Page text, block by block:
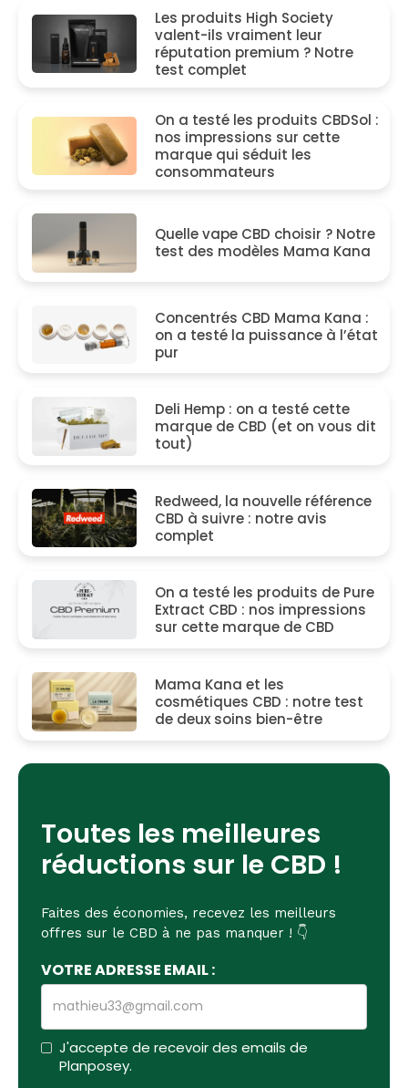
Toutes les meilleures
réductions sur le CBD !
Faites des économies, recevez les meilleurs
offres sur le CBD à ne pas manquer ! 👇
VOTRE ADRESSE EMAIL :
J'accepte de recevoir des emails de
Planposey.
Les produits High Society
valent-ils vraiment leur
réputation premium ? Notre
test complet
On a testé les produits CBDSol :
nos impressions sur cette
marque qui séduit les
consommateurs
Quelle vape CBD choisir ? Notre
test des modèles Mama Kana
Concentrés CBD Mama Kana :
on a testé la puissance à l’état
pur
Deli Hemp : on a testé cette
marque de CBD (et on vous dit
tout)
Redweed, la nouvelle référence
CBD à suivre : notre avis
complet
On a testé les produits de Pure
Extract CBD : nos impressions
sur cette marque de CBD
Mama Kana et les
cosmétiques CBD : notre test
de deux soins bien-être